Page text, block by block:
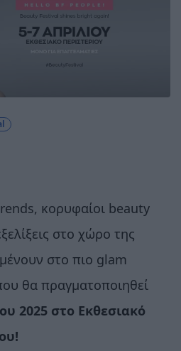
κορυφαίοι beauty
στο χώρο της
στο πιο glam
θα πραγματοποιηθεί
2025 στο Εκθεσιακό